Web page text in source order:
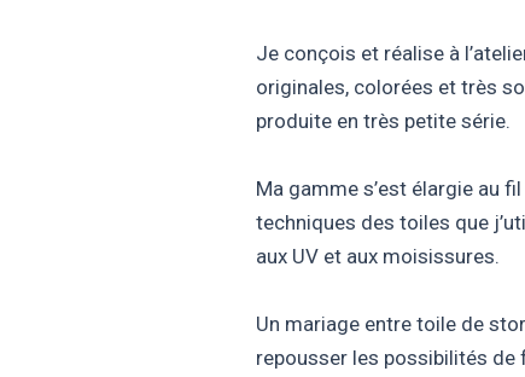
Je conçois et réalise à
originales, colorées et très
produite en très petite série.
Ma gamme s’est élargie au
techniques des toiles que
aux UV et aux moisissures.
Un mariage entre toile de
repousser les possibilités de